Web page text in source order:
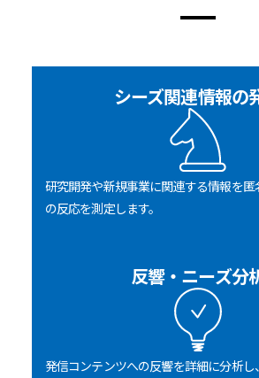
シーズ関連情報の
研究開発や新規事業に関連する情報を
の反応を測定します。
反響・ニーズ分
発信コンテンツへの反響を詳細に分析